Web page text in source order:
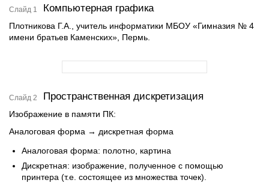
Слайд 1 Компьютерная графика
Плотникова Г.А., учитель информатики МБОУ «Гимназия № 4
имени братьев Каменских», Пермь.
Слайд 2 Пространственная дискретизация
Изображение в памяти ПК:
Аналоговая форма → дискретная форма
Аналоговая форма: полотно, картина
Дискретная: изображение, полученное с помощью
принтера (т.е. состоящее из множества точек).